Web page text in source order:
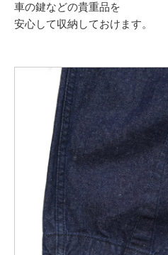
車の鍵などの貴重品を
安心して収納しておけます。